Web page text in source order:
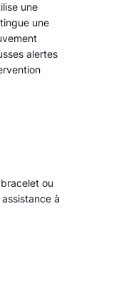
une
une
alertes
ou
à